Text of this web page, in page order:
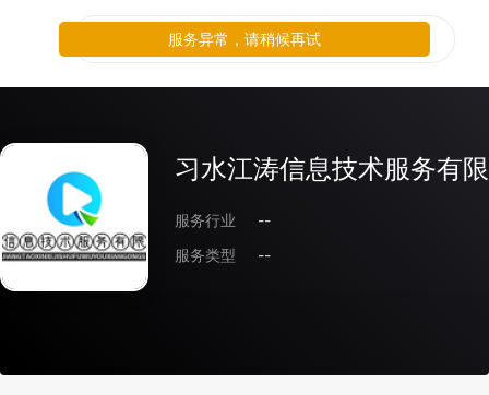
习水江涛信息技术服务有
服务行业
--
服务类型
--
服务异常，请稍候再试